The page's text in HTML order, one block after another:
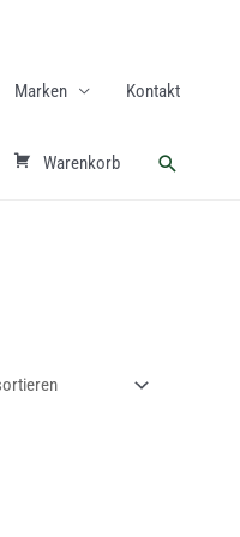
Marken Kontakt
Warenkorb Suchen